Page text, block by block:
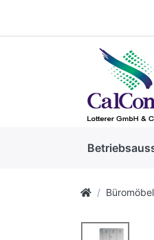
Büromöbel